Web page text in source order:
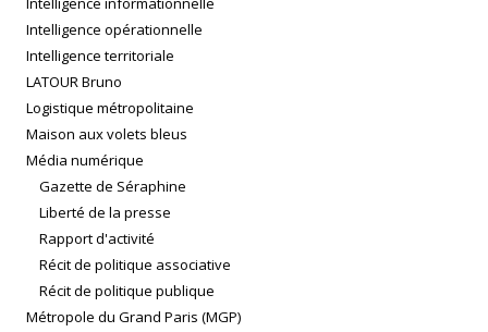
Intelligence opérationnelle
Intelligence territoriale
LATOUR Bruno
Logistique métropolitaine
Maison aux volets bleus
Média numérique
Gazette de Séraphine
Liberté de la presse
Rapport d'activité
Récit de politique associative
Récit de politique publique
Métropole du Grand Paris (MGP)